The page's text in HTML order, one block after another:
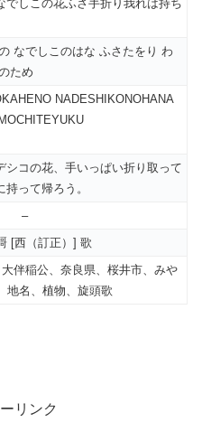
でしこの花ふさ手折り我れは持ち
なでしこのはな ふさたをり わ
ため
NADESHIKONOHANA
シコの花、手いっぱい折り取って
って帰ろう。
–
[西（訂正）] 歌
伴稲公、奈良県、桜井市、みや
地名、植物、旋頭歌
リンク